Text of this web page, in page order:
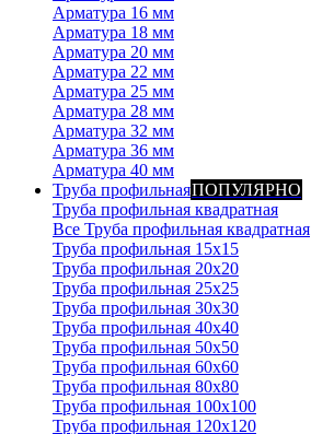
Арматура 16 мм
Арматура 18 мм
Арматура 20 мм
Арматура 22 мм
Арматура 25 мм
Арматура 28 мм
Арматура 32 мм
Арматура 36 мм
Арматура 40 мм
Труба профильнаяПОПУЛЯРНО
Труба профильная квадратная
Все Труба профильная квадратная
Труба профильная 15х15
Труба профильная 20x20
Труба профильная 25x25
Труба профильная 30x30
Труба профильная 40x40
Труба профильная 50x50
Труба профильная 60x60
Труба профильная 80x80
Труба профильная 100x100
Труба профильная 120x120